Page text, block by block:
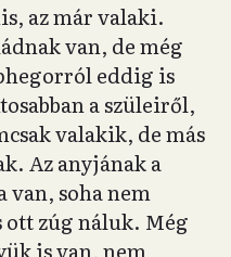
az már valaki.
van, de még
eddig is
a szüleiről,
valakik, de más
Az anyjának a
van, soha nem
ott zúg náluk. Még
is van, nem